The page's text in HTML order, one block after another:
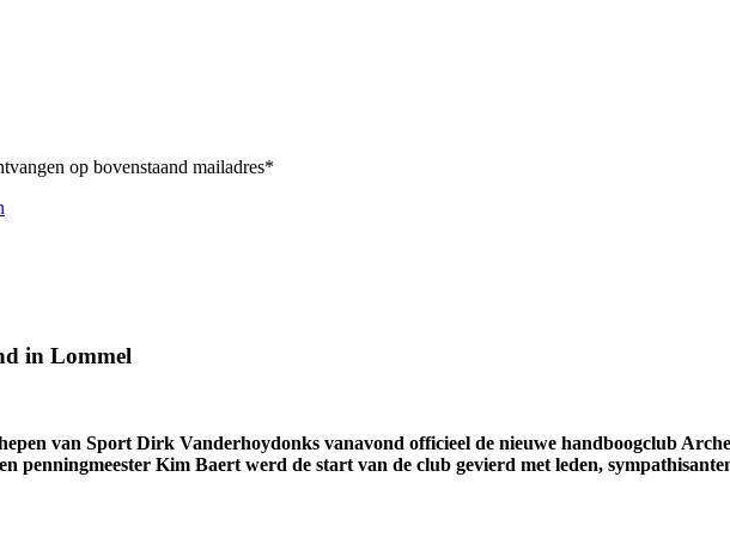
op bovenstaand mailadres*
in Lommel
van Sport Dirk Vanderhoydonks vanavond officieel de nieuwe handboogclub
penningmeester Kim Baert werd de start van de club gevierd met leden,